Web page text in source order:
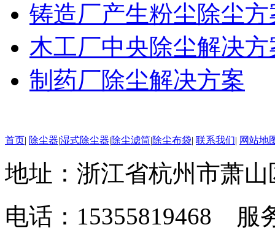
铸造厂产生粉尘除尘方
木工厂中央除尘解决方
制药厂除尘解决方案
首页| 除尘器|湿式除尘器|除尘滤筒|除尘布袋| 联系我们| 网站地
地址：浙江省杭州市萧
电话：15355819468 服